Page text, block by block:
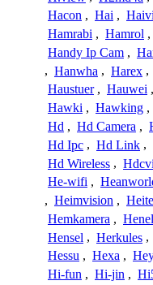
Hacon , Hai ,
Hamrabi , Hamrol ,
Handy Ip Cam ,
, Hanwha , Harex ,
Haustuer , Hauwei ,
Hawki , Hawking ,
Hd , Hd Camera ,
Hd Ipc , Hd Link ,
Hd Wireless , Hdcvi
He-wifi ,
, Heimvision ,
Hemkamera ,
Hensel , Herkules ,
Hessu , Hexa ,
Hi-fun , Hi-jin ,